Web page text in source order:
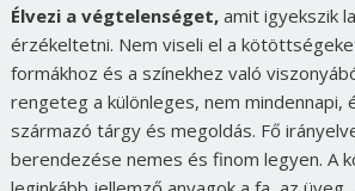
Élvezi a végtelenséget,amit igyekszik
érzékeltetni. Nem viseli el a
formákhoz és a színekhez való
rengeteg a különleges, nem mindennapi,
származó tárgy és megoldás. Fő
berendezése nemes és finom legyen. A